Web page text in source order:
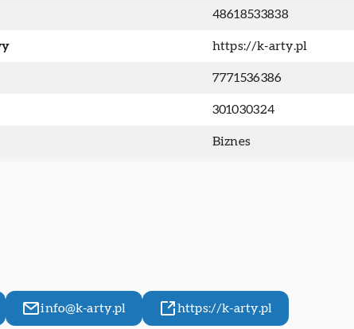
48618533838
https://k-arty.pl
7771536386
301030324
Biznes
info@k-arty.pl https://k-arty.pl